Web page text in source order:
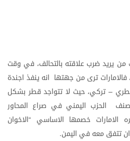
من يريد ضرب علاقته بالتحالف، في وقت
فالامارات ترى من جهتها انه ينفذ اجندة
– تركي، حيث لا تتواجد قطر بشكل
الحزب اليمني في صراع المحاور
الامارات خصمها الاساسي “الاخوان
انتتفق معه في اليمن.